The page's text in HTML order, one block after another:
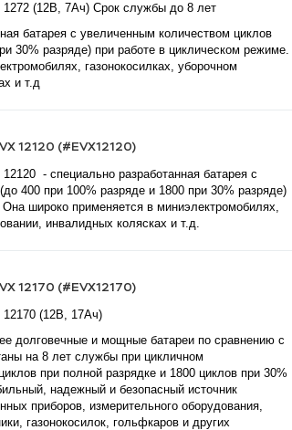
1272 (12В, 7Ач) Срок службы до 8 лет
батарея с увеличенным количеством циклов
30% разряде) при работе в циклическом режиме.
газонокосилках, уборочном
и т.д
12120 (#EVX12120)
- специально разработанная батарея с
400 при 100% разряде и 1800 при 30% разряде)
широко применяется в миниэлектромобилях,
инвалидных колясках и т.д.
12170 (#EVX12170)
12170 (12В, 17Ач)
долговечные и мощные батареи по сравнению с
на 8 лет службы при цикличном
при полной разрядке и 1800 циклов при 30%
надежный и безопасный источник
приборов, измерительного оборудования,
газонокосилок, гольфкаров и других